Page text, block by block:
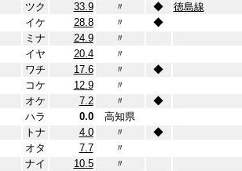
ツク 33.9 〃 ◆
徳島線
イケ 28.8 〃
◆
ミナ 24.9
〃
イヤ 20.4
〃
ワチ 17.6 〃
◆
コケ 12.9
〃
オケ 7.2 〃
◆
ハラ 0.0
高知県
トナ 4.0 〃
◆
オタ 7.7
〃
ナイ 10.5
〃